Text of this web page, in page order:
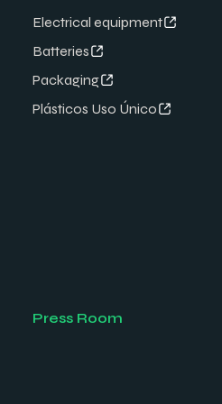
Electrical equipment
Batteries
Packaging
Plásticos Uso Único
Press Room